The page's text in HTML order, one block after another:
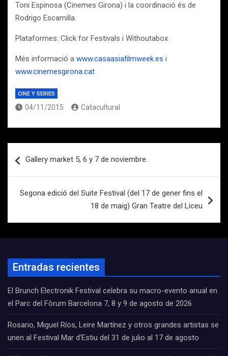
Toni Espinosa (Cinemes Girona) i la coordinació és de
Rodrigo Escamilla.
Plataformes: Click for Festivals i Withoutabox
Més informació a www.casaasiafilmweek.es i
www.cinemesgirona.cat
CINE Y SERIES
04/11/2015 Catacultural
de
Gallery market 5, 6 y 7 de noviembre.
Segona edició del Suite Festival (del 17 de gener fins el
18 de maig) Gran Teatre del Liceu
Entradas recientes
El Brunch Electronik Festival celebra su macro-evento anual en
el Parc del Fòrum Barcelona 7, 8 y 9 de agosto de 2026
Rosario, Miguel Ríos, Leire Martínez y otros grandes artistas se
unen al Festival Mar d’Estiu del 31 de julio al 17 de agosto